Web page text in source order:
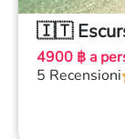
🇮🇹
4900 ฿ a
5 Recensioni